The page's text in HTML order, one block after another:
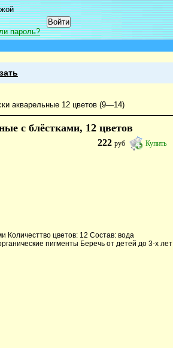
пароль?
акварельные 12 цветов (9—14)
с блёстками, 12 цветов
222руб Купить
Количесттво цветов: 12 Состав: вода
пигменты Беречь от детей до 3-х лет